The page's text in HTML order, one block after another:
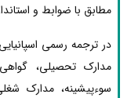
مطابق با ضوابط و
در ترجمه رسمی
مدارک تحصیلی،
سوءپیشینه، مدارک